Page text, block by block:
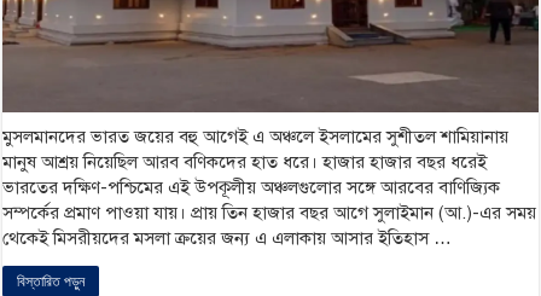
মুসলমানদের ভারত জয়ের বহু আগেই এ অঞ্চলে ইসলামের সুশীতল শামিয়ানায়
মানুষ আশ্রয় নিয়েছিল আরব বণিকদের হাত ধরে। হাজার হাজার বছর ধরেই
ভারতের দক্ষিণ-পশ্চিমের এই উপকূলীয় অঞ্চলগুলোর সঙ্গে আরবের বাণিজ্যিক
সম্পর্কের প্রমাণ পাওয়া যায়। প্রায় তিন হাজার বছর আগে সুলাইমান (আ.)-এর সময়
থেকেই মিসরীয়দের মসলা ক্রয়ের জন্য এ এলাকায় আসার ইতিহাস …
বিস্তারিত পড়ুন